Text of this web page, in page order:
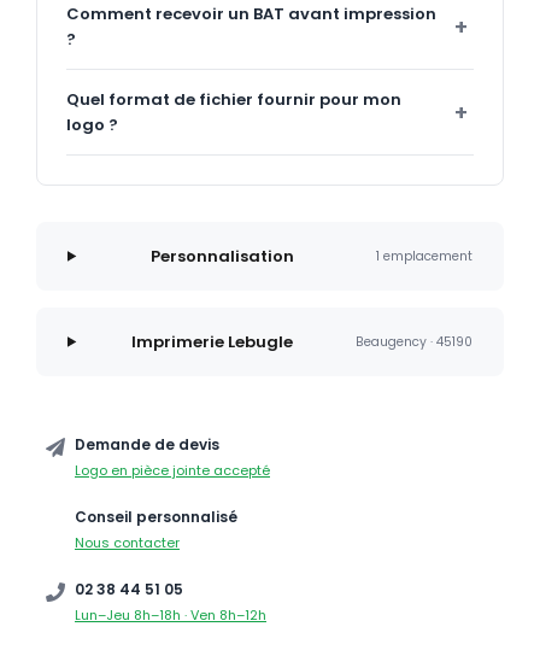
Comment recevoir un BAT avant impression
?
Quel format de fichier fournir pour mon
logo ?
Personnalisation 1 emplacement
Imprimerie Lebugle Beaugency · 45190
Demande de devis
Logo en pièce jointe accepté
Conseil personnalisé
Nous contacter
02 38 44 51 05
Lun–Jeu 8h–18h · Ven 8h–12h